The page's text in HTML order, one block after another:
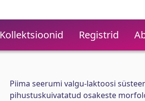
Kollektsioonid Registrid
Piima seerumi valgu-laktoosi
pihustuskuivatatud osakeste